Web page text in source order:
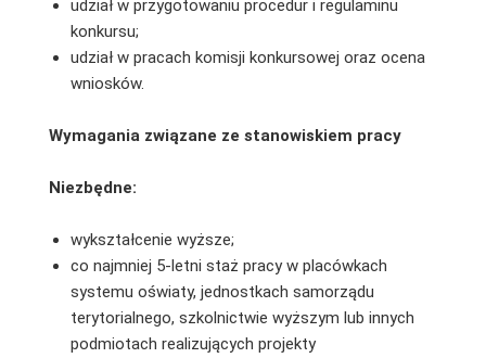
udział w przygotowaniu procedur i regulaminu
konkursu;
udział w pracach komisji konkursowej oraz ocena
wniosków.
Wymagania związane ze stanowiskiem pracy
Niezbędne:
wykształcenie wyższe;
co najmniej 5-letni staż pracy w placówkach
systemu oświaty, jednostkach samorządu
terytorialnego, szkolnictwie wyższym lub innych
podmiotach realizujących projekty